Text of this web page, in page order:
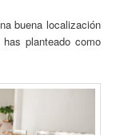
buena localización
planteado como